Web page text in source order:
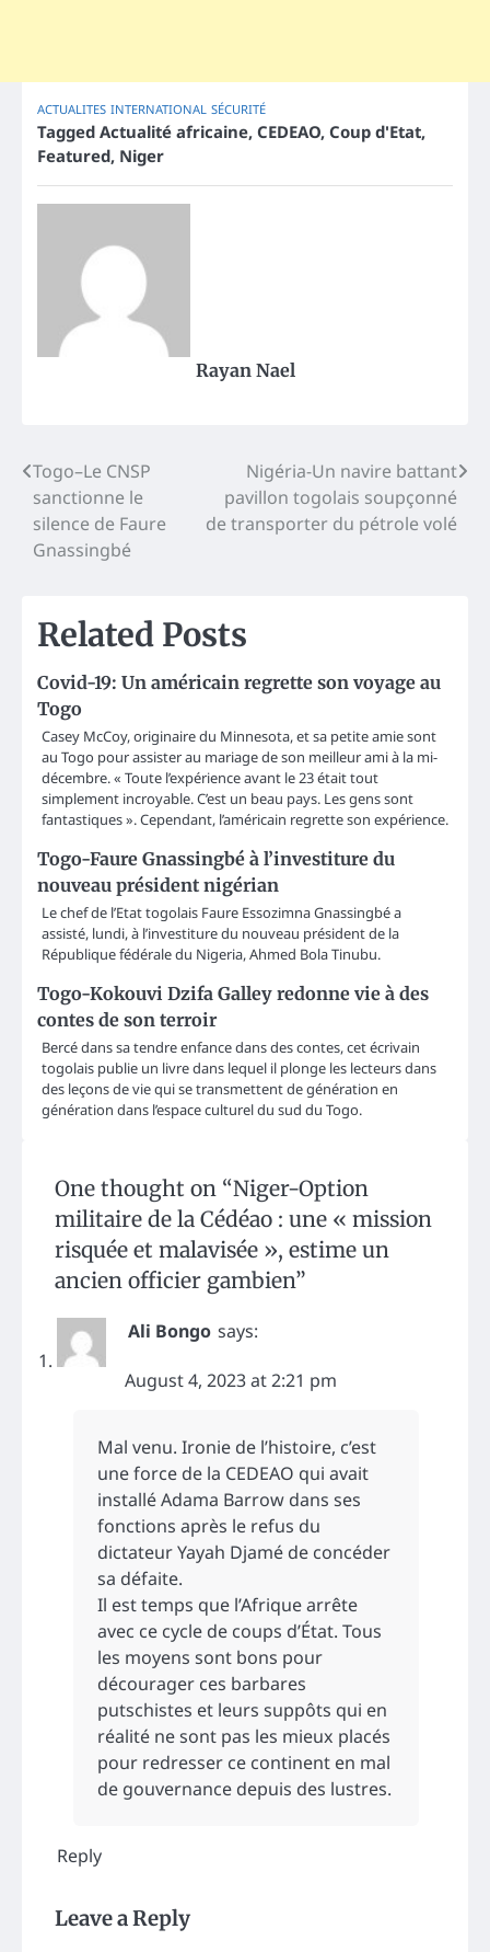
ACTUALITES INTERNATIONAL SÉCURITÉ
Tagged Actualité africaine, CEDEAO, Coup d'Etat,
Featured, Niger
Rayan Nael
Post
navigation
Togo–Le CNSP
sanctionne le
silence de Faure
Gnassingbé
Nigéria-Un navire battant
pavillon togolais soupçonné
de transporter du pétrole volé
Related Posts
Covid-19: Un américain regrette son voyage au
Togo
Casey McCoy, originaire du Minnesota, et sa petite amie sont
au Togo pour assister au mariage de son meilleur ami à la mi-
décembre. « Toute l’expérience avant le 23 était tout
simplement incroyable. C’est un beau pays. Les gens sont
fantastiques ». Cependant, l’américain regrette son expérience.
Togo-Faure Gnassingbé à l’investiture du
nouveau président nigérian
Le chef de l’Etat togolais Faure Essozimna Gnassingbé a
assisté, lundi, à l’investiture du nouveau président de la
République fédérale du Nigeria, Ahmed Bola Tinubu.
Togo-Kokouvi Dzifa Galley redonne vie à des
contes de son terroir
Bercé dans sa tendre enfance dans des contes, cet écrivain
togolais publie un livre dans lequel il plonge les lecteurs dans
des leçons de vie qui se transmettent de génération en
génération dans l’espace culturel du sud du Togo.
One thought on “Niger-Option
militaire de la Cédéao : une « mission
risquée et malavisée », estime un
ancien officier gambien”
Ali Bongo says:
August 4, 2023 at 2:21 pm
Mal venu. Ironie de l’histoire, c’est
une force de la CEDEAO qui avait
installé Adama Barrow dans ses
fonctions après le refus du
dictateur Yayah Djamé de concéder
sa défaite.
Il est temps que l’Afrique arrête
avec ce cycle de coups d’État. Tous
les moyens sont bons pour
décourager ces barbares
putschistes et leurs suppôts qui en
réalité ne sont pas les mieux placés
pour redresser ce continent en mal
de gouvernance depuis des lustres.
Reply
Leave a Reply